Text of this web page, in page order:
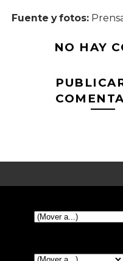
Fuente y fotos:
NO HAY